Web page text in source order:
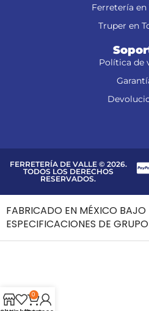
Ferretería en
Truper en
Política de
FERRETERÍA DE VALLE © 2026.
TODOS LOS DERECHOS
RESERVADOS.
0
FABRICADO EN MÉXICO BAJO
ESPECIFICACIONES DE